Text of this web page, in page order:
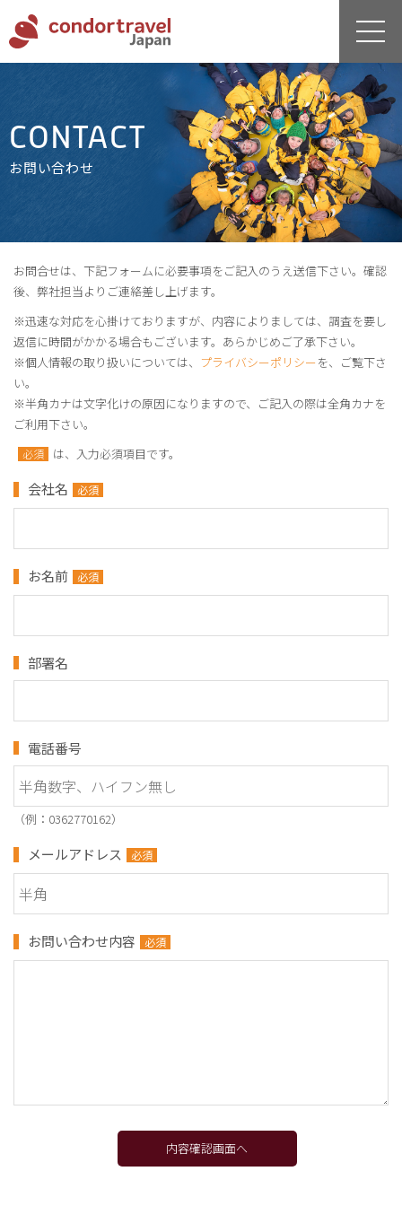
CONTACT
お問い合わせ
お問合せは、下記フォームに必要事項をご記入のうえ送信下さい。確認
後、弊社担当よりご連絡差し上げます。
※迅速な対応を心掛けておりますが、内容によりましては、調査を要し
返信に時間がかかる場合もございます。あらかじめご了承下さい。
※個人情報の取り扱いについては、 プライバシーポリシーを、ご覧下さ
い。
※半角カナは文字化けの原因になりますので、ご記入の際は全角カナを
ご利用下さい。
必須 は、入力必須項目です。
会社名 必須
お名前 必須
部署名
電話番号
（例：0362770162）
メールアドレス 必須
お問い合わせ内容 必須